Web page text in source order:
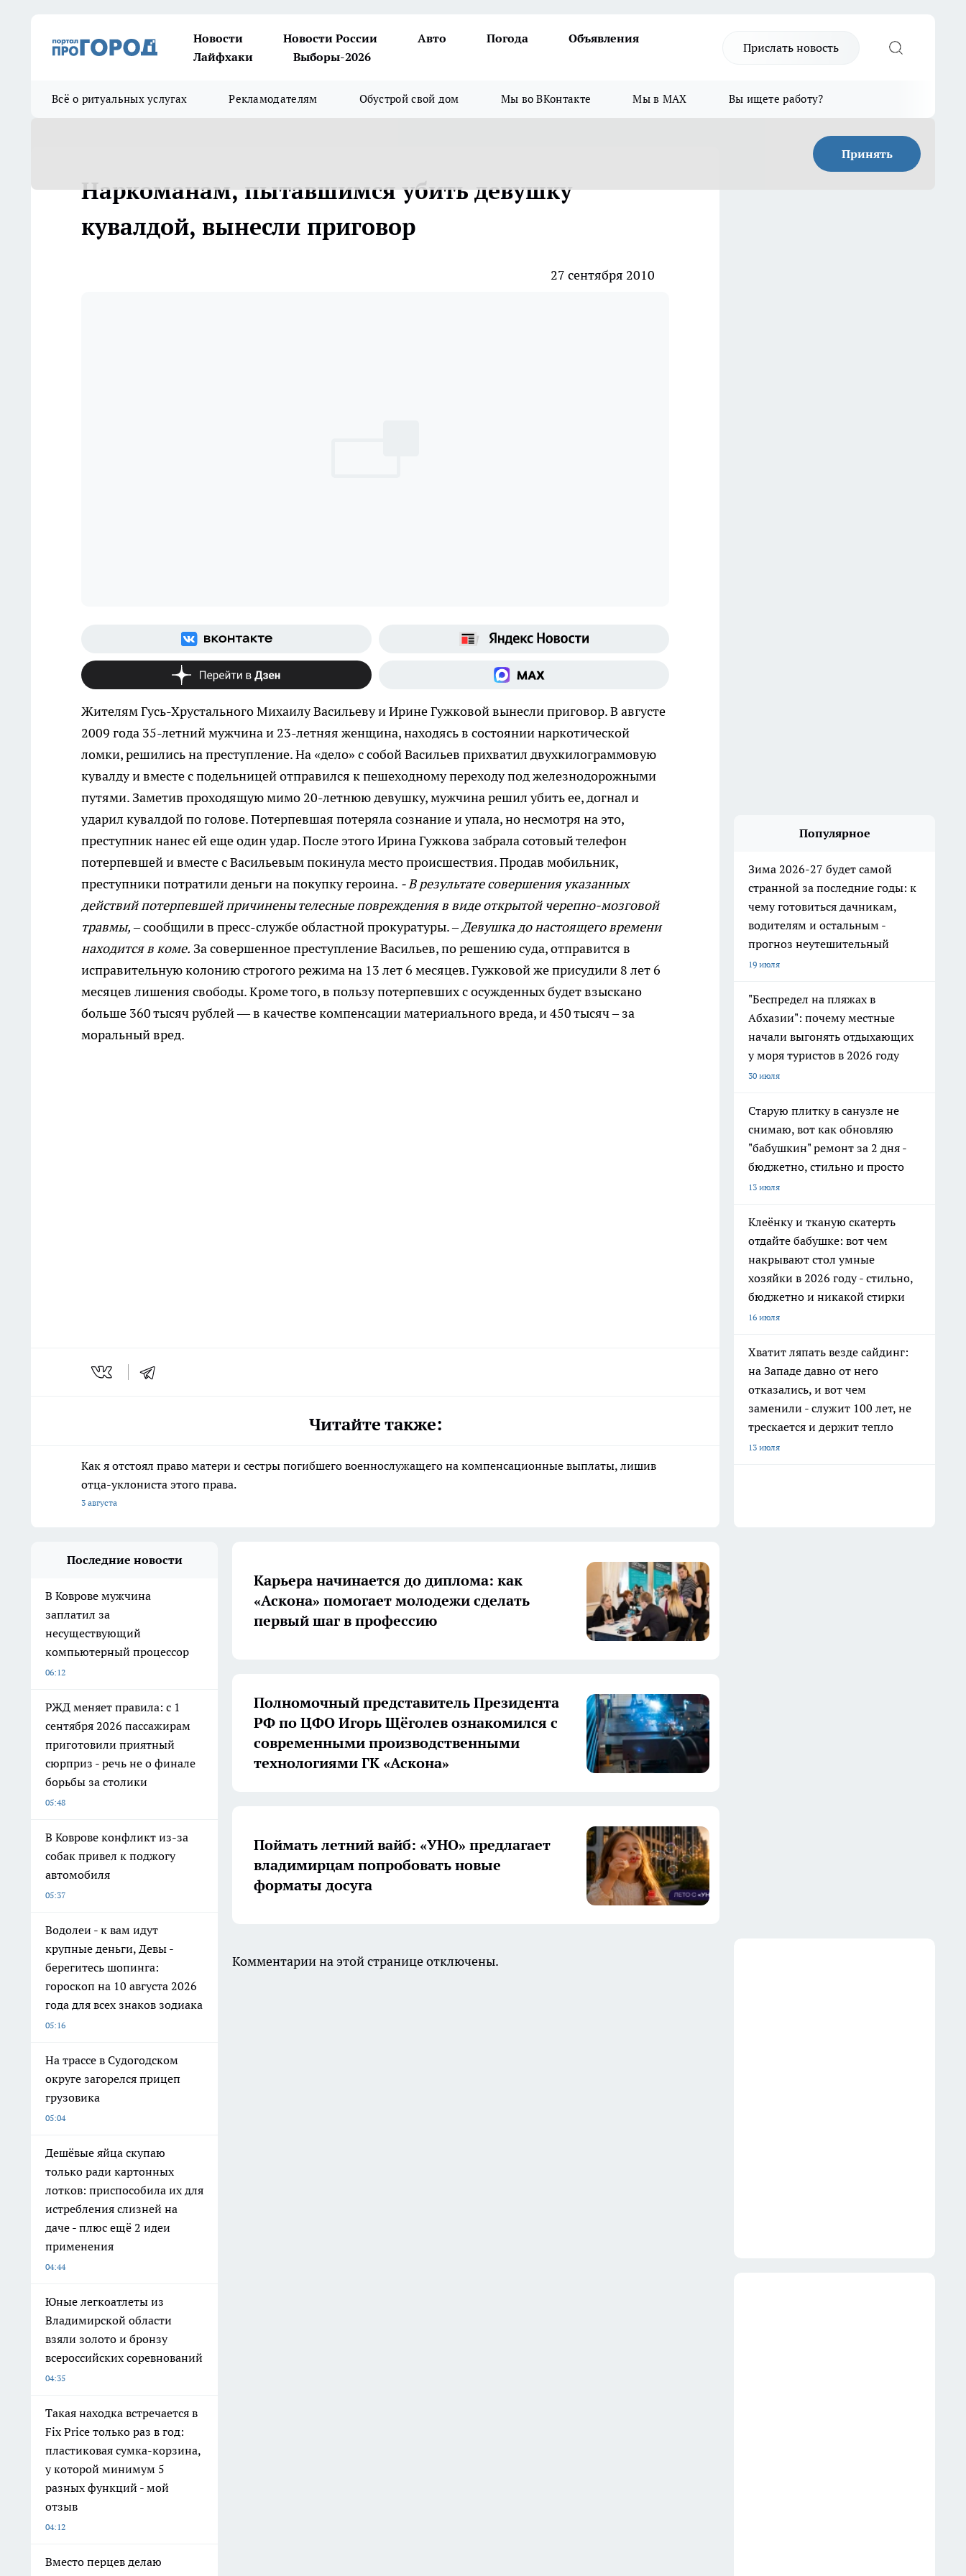
Новости Новости России Авто Погода
Объявления
Лайфхаки
Выборы-2026
Прислать новость
Всё о ритуальных услугах Рекламодателям Обустрой свой дом Мы во ВКонтакте Мы в MAX Вы ищете работу?
Принять
Наркоманам, пытавшимся убить девушку
кувалдой, вынесли приговор
27 сентября 2010
Жителям Гусь-Хрустального Михаилу Васильеву и Ирине Гужковой вынесли приговор. В августе
2009 года 35-летний мужчина и 23-летняя женщина, находясь в состоянии наркотической
ломки, решились на преступление. На «дело» с собой Васильев прихватил двухкилограммовую
кувалду и вместе с подельницей отправился к пешеходному переходу под железнодорожными
путями. Заметив проходящую мимо 20-летнюю девушку, мужчина решил убить ее, догнал и
ударил кувалдой по голове. Потерпевшая потеряла сознание и упала, но несмотря на это,
преступник нанес ей еще один удар. После этого Ирина Гужкова забрала сотовый телефон
потерпевшей и вместе с Васильевым покинула место происшествия. Продав мобильник,
преступники потратили деньги на покупку героина. - В результате совершения указанных
действий потерпевшей причинены телесные повреждения в виде открытой черепно-мозговой
травмы,– сообщили в пресс-службе областной прокуратуры. –Девушка до настоящего времени
находится в коме. За совершенное преступление Васильев, по решению суда, отправится в
исправительную колонию строгого режима на 13 лет 6 месяцев. Гужковой же присудили 8 лет 6
месяцев лишения свободы. Кроме того, в пользу потерпевших с осужденных будет взыскано
больше 360 тысяч рублей — в качестве компенсации материального вреда, и 450 тысяч – за
моральный вред.
Читайте также:
Как я отстоял право матери и сестры погибшего военнослужащего на компенсационные выплаты, лишив
отца-уклониста этого права.
3 августа
Популярное
Зима 2026-27 будет самой
странной за последние годы: к
чему готовиться дачникам,
водителям и остальным -
прогноз неутешительный
19 июля
"Беспредел на пляжах в
Абхазии": почему местные
начали выгонять отдыхающих
у моря туристов в 2026 году
30 июля
Старую плитку в санузле не
снимаю, вот как обновляю
"бабушкин" ремонт за 2 дня -
бюджетно, стильно и просто
13 июля
Клеёнку и тканую скатерть
отдайте бабушке: вот чем
накрывают стол умные
хозяйки в 2026 году - стильно,
бюджетно и никакой стирки
16 июля
Хватит ляпать везде сайдинг:
на Западе давно от него
отказались, и вот чем
заменили - служит 100 лет, не
трескается и держит тепло
13 июля
Последние новости
В Коврове мужчина
заплатил за
несуществующий
компьютерный процессор
06:12
РЖД меняет правила: с 1
сентября 2026 пассажирам
приготовили приятный
сюрприз - речь не о финале
борьбы за столики
05:48
В Коврове конфликт из-за
собак привел к поджогу
автомобиля
05:37
Водолеи - к вам идут
крупные деньги, Девы -
берегитесь шопинга:
гороскоп на 10 августа 2026
года для всех знаков зодиака
05:16
На трассе в Судогодском
округе загорелся прицеп
грузовика
05:04
Дешёвые яйца скупаю
только ради картонных
лотков: приспособила их для
истребления слизней на
даче - плюс ещё 2 идеи
применения
04:44
Юные легкоатлеты из
Владимирской области
взяли золото и бронзу
всероссийских соревнований
04:35
Такая находка встречается в
Fix Price только раз в год:
пластиковая сумка-корзина,
у которой минимум 5
разных функций - мой
отзыв
04:12
Вместо перцев делаю
Карьера начинается до диплома: как
«Аскона» помогает молодежи сделать
первый шаг в профессию
Полномочный представитель Президента
РФ по ЦФО Игорь Щёголев ознакомился с
современными производственными
технологиями ГК «Аскона»
Поймать летний вайб: «УНО» предлагает
владимирцам попробовать новые
форматы досуга
Комментарии на этой странице отключены.